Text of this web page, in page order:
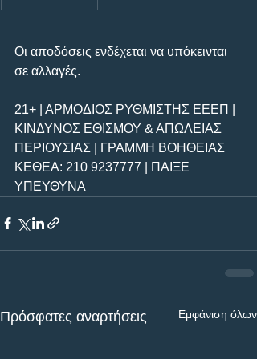
Οι αποδόσεις ενδέχεται να υπόκεινται
σε αλλαγές.
21+ | ΑΡΜΟΔΙΟΣ ΡΥΘΜΙΣΤΗΣ ΕΕΕΠ |
ΚΙΝΔΥΝΟΣ ΕΘΙΣΜΟΥ & ΑΠΩΛΕΙΑΣ
ΠΕΡΙΟΥΣΙΑΣ | ΓΡΑΜΜΗ ΒΟΗΘΕΙΑΣ
ΚΕΘΕΑ: 210 9237777 | ΠΑΙΞΕ
ΥΠΕΥΘΥΝΑ
Πρόσφατες αναρτήσεις Εμφάνιση όλων